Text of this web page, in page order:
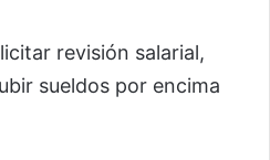
revisión salarial,
sueldos por encima